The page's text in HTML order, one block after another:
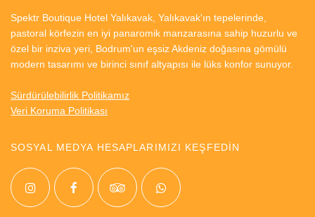
Spektr Boutique Hotel Yalıkavak, Yalıkavak'ın tepelerinde,
pastoral körfezin en iyi panaromik manzarasına sahip huzurlu ve
özel bir inziva yeri, Bodrum'un eşsiz Akdeniz doğasına gömülü
modern tasarımı ve birinci sınıf altyapısı ile lüks konfor sunuyor.
Sürdürülebilirlik Politikamız
Veri Koruma Politikası
SOSYAL MEDYA HESAPLARIMIZI KEŞFEDİN